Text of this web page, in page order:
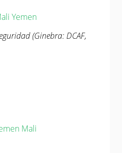
Yemen
(Ginebra: DCAF,
Mali